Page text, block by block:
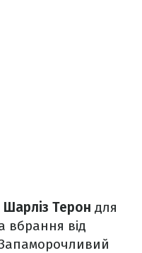
Шарліз Терон для
вбрання від